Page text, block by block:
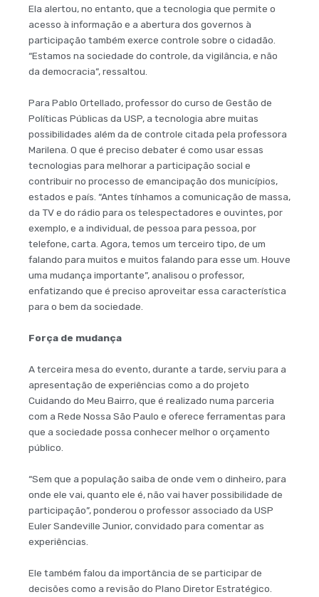
Ela alertou, no entanto, que a tecnologia que permite o
acesso à informação e a abertura dos governos à
participação também exerce controle sobre o cidadão.
“Estamos na sociedade do controle, da vigilância, e não
da democracia”, ressaltou.
Para Pablo Ortellado, professor do curso de Gestão de
Políticas Públicas da USP, a tecnologia abre muitas
possibilidades além da de controle citada pela professora
Marilena. O que é preciso debater é como usar essas
tecnologias para melhorar a participação social e
contribuir no processo de emancipação dos municípios,
estados e país. “Antes tínhamos a comunicação de massa,
da TV e do rádio para os telespectadores e ouvintes, por
exemplo, e a individual, de pessoa para pessoa, por
telefone, carta. Agora, temos um terceiro tipo, de um
falando para muitos e muitos falando para esse um. Houve
uma mudança importante”, analisou o professor,
enfatizando que é preciso aproveitar essa característica
para o bem da sociedade.
Força de mudança
A terceira mesa do evento, durante a tarde, serviu para a
apresentação de experiências como a do projeto
Cuidando do Meu Bairro, que é realizado numa parceria
com a Rede Nossa São Paulo e oferece ferramentas para
que a sociedade possa conhecer melhor o orçamento
público.
“Sem que a população saiba de onde vem o dinheiro, para
onde ele vai, quanto ele é, não vai haver possibilidade de
participação”, ponderou o professor associado da USP
Euler Sandeville Junior, convidado para comentar as
experiências.
Ele também falou da importância de se participar de
decisões como a revisão do Plano Diretor Estratégico.